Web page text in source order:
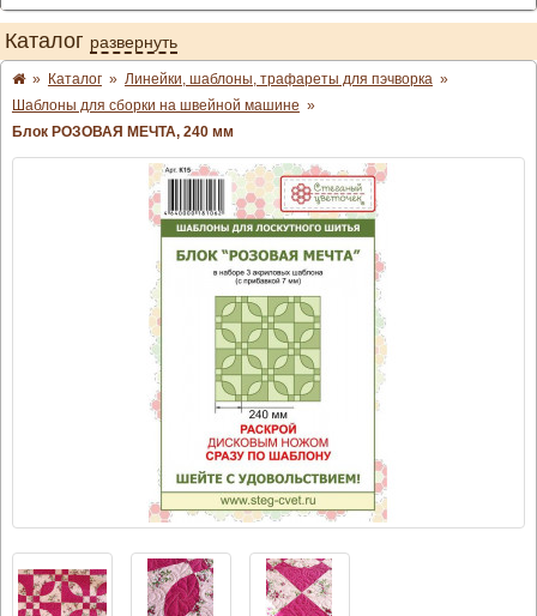
Каталог развернуть
» Каталог » Линейки, шаблоны, трафареты для пэчворка »
Шаблоны для сборки на швейной машине »
Блок РОЗОВАЯ МЕЧТА, 240 мм